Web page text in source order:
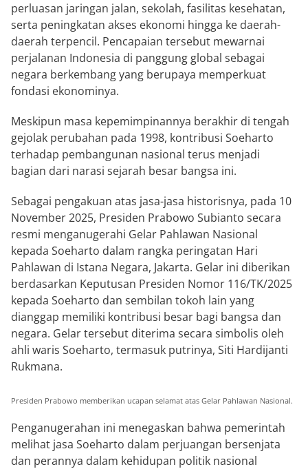
perluasan jaringan jalan, sekolah, fasilitas kesehatan,
serta peningkatan akses ekonomi hingga ke daerah-
daerah terpencil. Pencapaian tersebut mewarnai
perjalanan Indonesia di panggung global sebagai
negara berkembang yang berupaya memperkuat
fondasi ekonominya.
Meskipun masa kepemimpinannya berakhir di tengah
gejolak perubahan pada 1998, kontribusi Soeharto
terhadap pembangunan nasional terus menjadi
bagian dari narasi sejarah besar bangsa ini.
Sebagai pengakuan atas jasa-jasa historisnya, pada 10
November 2025, Presiden Prabowo Subianto secara
resmi menganugerahi Gelar Pahlawan Nasional
kepada Soeharto dalam rangka peringatan Hari
Pahlawan di Istana Negara, Jakarta. Gelar ini diberikan
berdasarkan Keputusan Presiden Nomor 116/TK/2025
kepada Soeharto dan sembilan tokoh lain yang
dianggap memiliki kontribusi besar bagi bangsa dan
negara. Gelar tersebut diterima secara simbolis oleh
ahli waris Soeharto, termasuk putrinya, Siti Hardijanti
Rukmana.
Presiden Prabowo memberikan ucapan selamat atas Gelar Pahlawan Nasional.
Penganugerahan ini menegaskan bahwa pemerintah
melihat jasa Soeharto dalam perjuangan bersenjata
dan perannya dalam kehidupan politik nasional